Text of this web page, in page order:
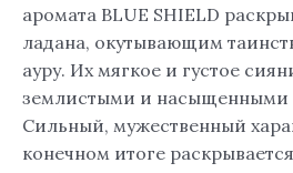
аромата BLUE SHIELD
ладана, окутывающим
ауру. Их мягкое и густое
землистыми и насыщенными
Сильный, мужественный
конечном итоге